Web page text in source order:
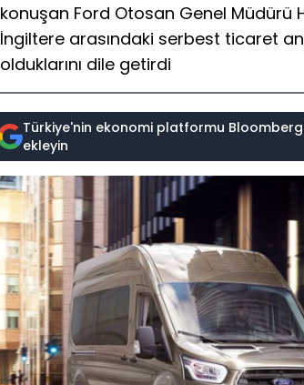
konuşan Ford Otosan Genel Müdürü
İngiltere arasındaki serbest ticaret
olduklarını dile getirdi
Türkiye'nin ekonomi platformu
ekleyin